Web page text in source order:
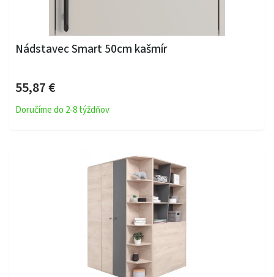
Nádstavec Smart 50cm kašmír
55,87 €
Doručíme do 2-8 týždňov